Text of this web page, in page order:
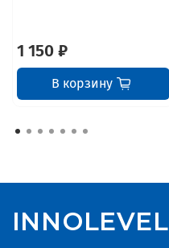
1 150 ₽
В корзину
INNOLEVEL